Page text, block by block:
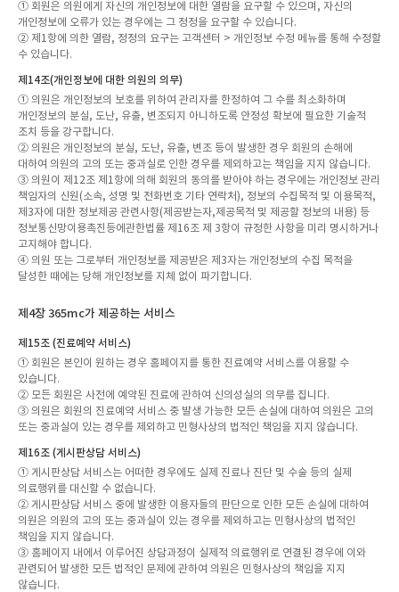
① 회원은 의원에게 자신의 개인정보에 대한 열람을 요구할 수 있으며, 자신의
개인정보에 오류가 있는 경우에는 그 정정을 요구할 수 있습니다.
② 제1항에 의한 열람, 정정의 요구는 고객센터 > 개인정보 수정 메뉴를 통해 수정할
수 있습니다.
제14조(개인정보에 대한 의원의 의무)
① 의원은 개인정보의 보호를 위하여 관리자를 한정하여 그 수를 최소화하며
개인정보의 분실, 도난, 유출, 변조되지 아니하도록 안정성 확보에 필요한 기술적
조치 등을 강구합니다.
② 의원은 개인정보의 분실, 도난, 유출, 변조 등이 발생한 경우 회원의 손해에
대하여 의원의 고의 또는 중과실로 인한 경우를 제외하고는 책임을 지지 않습니다.
③ 의원이 제12조 제1항에 의해 회원의 동의를 받아야 하는 경우에는 개인정보 관리
책임자의 신원(소속, 성명 및 전화번호 기타 연락처), 정보의 수집목적 및 이용목적,
제3자에 대한 정보제공 관련사항(제공받는자,제공목적 및 제공할 정보의 내용) 등
정보통신망이용촉진등에관한법률 제16조 제 3항이 규정한 사항을 미리 명시하거나
고지해야 합니다.
④ 의원 또는 그로부터 개인정보를 제공받은 제3자는 개인정보의 수집 목적을
달성한 때에는 당해 개인정보를 지체 없이 파기합니다.
제4장 365mc가 제공하는 서비스
제15조 (진료예약 서비스)
① 회원은 본인이 원하는 경우 홈페이지를 통한 진료예약 서비스를 이용할 수
있습니다.
② 모든 회원은 사전에 예약된 진료에 관하여 신의성실의 의무를 집니다.
③ 의원은 회원의 진료예약 서비스 중 발생 가능한 모든 손실에 대하여 의원은 고의
또는 중과실이 있는 경우를 제외하고 민형사상의 법적인 책임을 지지 않습니다.
제16조 (게시판상담 서비스)
① 게시판상담 서비스는 어떠한 경우에도 실제 진료나 진단 및 수술 등의 실제
의료행위를 대신할 수 없습니다.
② 게시판상담 서비스 중에 발생한 이용자들의 판단으로 인한 모든 손실에 대하여
의원은 의원의 고의 또는 중과실이 있는 경우를 제외하고는 민형사상의 법적인
책임을 지지 않습니다.
③ 홈페이지 내에서 이루어진 상담과정이 실제적 의료행위로 연결된 경우에 이와
관련되어 발생한 모든 법적인 문제에 관하여 의원은 민형사상의 책임을 지지
않습니다.